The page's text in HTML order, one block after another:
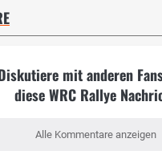
mit anderen
diese WRC Rallye
Alle Kommentare anzeigen